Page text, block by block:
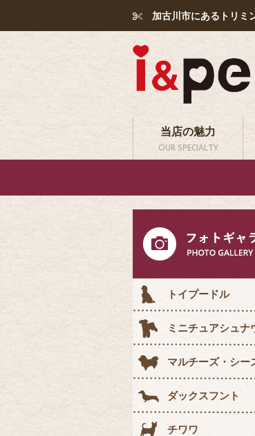
加古川市にあるトリミ
当店の魅力
OUR SPECIALTY
トイプードル
ミニチュアシュナ
マルチーズ・シー
ダックスフント
チワワ